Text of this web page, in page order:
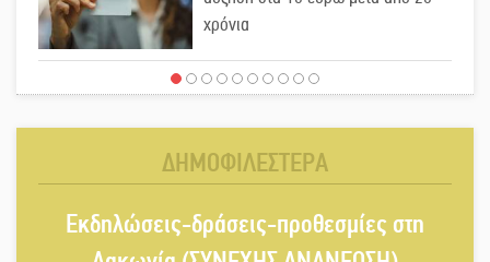
χρόνια
«Για ψυχολογικούς λόγους»
νέο μουσικό φεστιβάλ γεννιέται στις
όχθες του ποταμού στο Καστόρειο
ΔΗΜΟΦΙΛΕΣΤΕΡΑ
Εκδηλώσεις-δράσεις-προθεσμίες στη